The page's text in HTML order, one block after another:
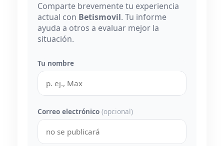
Comparte brevemente tu experiencia
actual con Betismovil. Tu informe
ayuda a otros a evaluar mejor la
situación.
Tu nombre
Correo electrónico (opcional)